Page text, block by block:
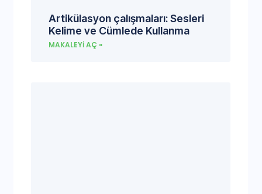
Artikülasyon çalışmaları: Sesleri
Kelime ve Cümlede Kullanma
MAKALEYI AÇ »